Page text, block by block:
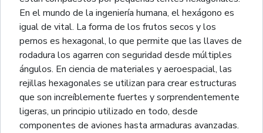
En el mundo de la ingeniería humana, el hexágono es
igual de vital. La forma de los frutos secos y los
pernos es hexagonal, lo que permite que las llaves de
rodadura los agarren con seguridad desde múltiples
ángulos. En ciencia de materiales y aeroespacial, las
rejillas hexagonales se utilizan para crear estructuras
que son increíblemente fuertes y sorprendentemente
ligeras, un principio utilizado en todo, desde
componentes de aviones hasta armaduras avanzadas.